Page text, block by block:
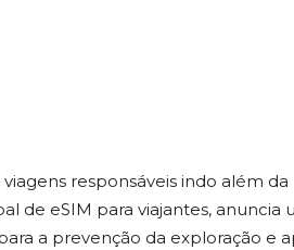
responsáveis indo além da
de eSIM para viajantes, anuncia
a prevenção da exploração e